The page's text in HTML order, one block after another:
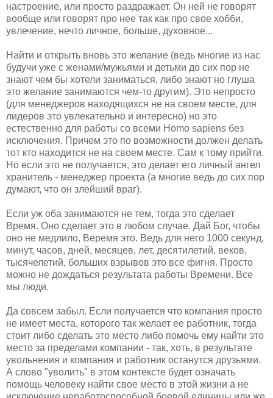
настроение, или просто раздражает. Он ней не говорят
вообще или говорят про нее так как про свое хобби,
увлечение, нечто личное, больше, духовное...
Найти и открыть вновь это желание (ведь многие из нас
будучи уже с женами/мужьями и детьми до сих пор не
знают чем бы хотели заниматься, либо знают но глуша
это желание занимаются чем-то другим). Это непросто
(для менеджеров находящихся не на своем месте, для
лидеров это увлекательно и интересно) но это
естественно для работы со всеми Homo sapiens без
исключения. Причем это по возможности должен делать
тот кто находится не на своем месте. Сам к тому прийти.
Но если это не получается, это делает его личный ангел
хранитель - менеджер проекта (а многие ведь до сих пор
думают, что он злейший враг).
Если уж оба занимаются не тем, тогда это сделает
Время. Оно сделает это в любом случае. Дай Бог, чтобы
оно не медлило, Веремя это. Ведь для него 1000 секунд,
минут, часов, дней, месяцев, лет, десятилетий, веков,
тысячелетий, больших взрывов это все фигня. Просто
можно не дождаться результата работы Времени. Все
мы люди.
Да совсем забыл. Если получается что компания просто
не имеет места, которого так желает ее работник, тогда
стоит либо сделать это место либо помочь ему найти это
место за пределами компании - так, хоть, в результате
увольнения и компания и работник останутся друзьями.
А слово "уволить" в этом контексте будет означать
помощь человеку найти свое место в этой жизни а не